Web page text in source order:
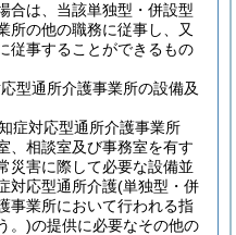
合は、当該単独型・併設型
所の他の職務に従事し、又
従事することができるもの
型通所介護事業所の設備及
症対応型通所介護事業所
、相談室及び事務室を有す
災害に際して必要な設備並
対応型通所介護(単独型・併
事業所において行われる指
。)の提供に必要なその他の